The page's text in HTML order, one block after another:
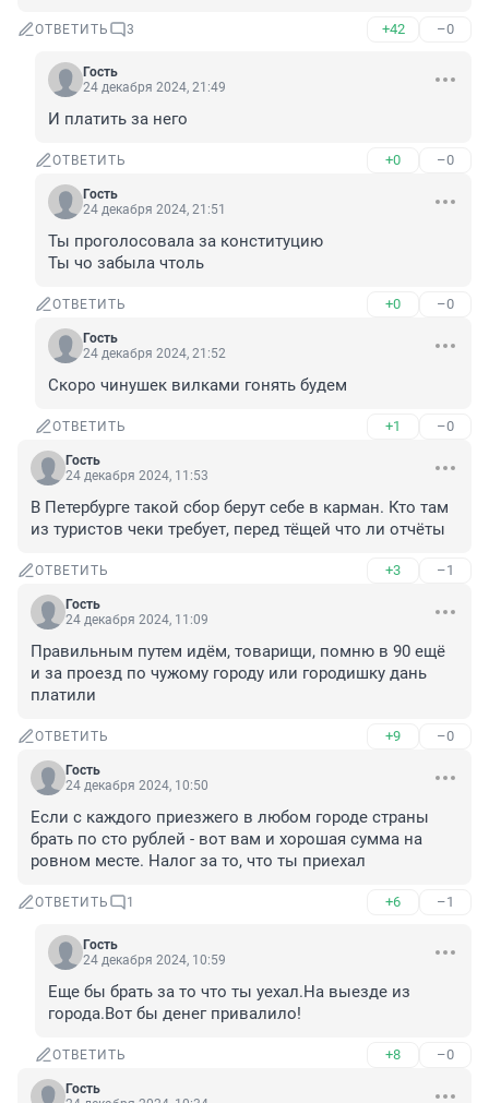
ОТВЕТИТЬ 3 +42 –0
Гость
24 декабря 2024, 21:49
И платить за него
ОТВЕТИТЬ +0 –0
Гость
24 декабря 2024, 21:51
Ты проголосовала за конституцию
Ты чо забыла чтоль
ОТВЕТИТЬ +0 –0
Гость
24 декабря 2024, 21:52
Скоро чинушек вилками гонять будем
ОТВЕТИТЬ +1 –0
Гость
24 декабря 2024, 11:53
В Петербурге такой сбор берут себе в карман. Кто там
из туристов чеки требует, перед тёщей что ли отчёты
ОТВЕТИТЬ +3 –1
Гость
24 декабря 2024, 11:09
Правильным путем идём, товарищи, помню в 90 ещё
и за проезд по чужому городу или городишку дань
платили
ОТВЕТИТЬ +9 –0
Гость
24 декабря 2024, 10:50
Если с каждого приезжего в любом городе страны
брать по сто рублей - вот вам и хорошая сумма на
ровном месте. Налог за то, что ты приехал
ОТВЕТИТЬ 1 +6 –1
Гость
24 декабря 2024, 10:59
Еще бы брать за то что ты уехал.На выезде из
города.Вот бы денег привалило!
ОТВЕТИТЬ +8 –0
Гость